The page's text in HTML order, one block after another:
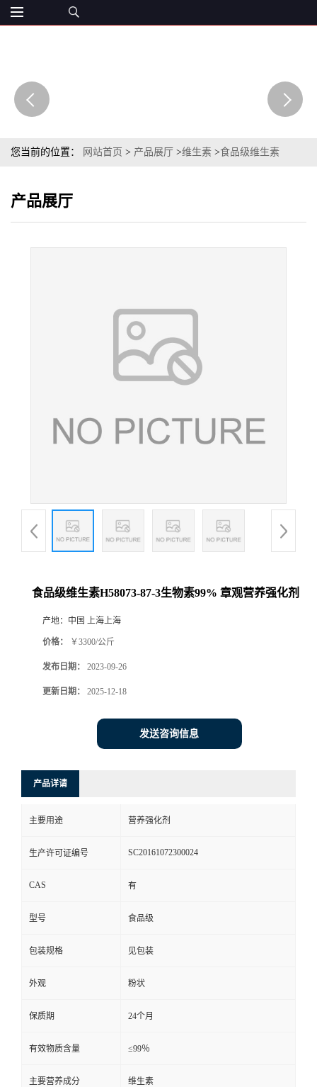
您当前的位置： 网站首页 > 产品展厅 >维生素 >食品级维生素
产品展厅
食品级维生素H58073-87-3生物素99% 章观营养强化剂
产地： 中国 上海上海
价格： ￥3300/公斤
发布日期： 2023-09-26
更新日期： 2025-12-18
发送咨询信息
产品详请
主要用途 营养强化剂
生产许可证编号 SC20161072300024
CAS 有
型号 食品级
包装规格 见包装
外观 粉状
保质期 24个月
有效物质含量 ≤99％
主要营养成分 维生素